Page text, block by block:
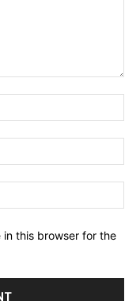
in this browser for the